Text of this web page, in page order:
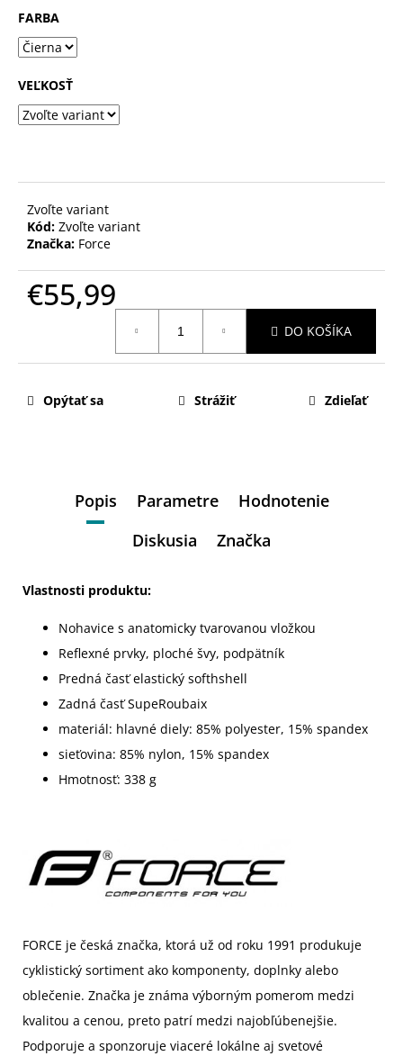
FARBA
VEĽKOSŤ
Zvoľte variant
Kód: Zvoľte variant
Značka: Force
€55,99
DO KOŠÍKA
Opýtať sa Strážiť Zdieľať
Popis Parametre
Hodnotenie
Diskusia
Značka
Vlastnosti produktu:
Nohavice s anatomicky tvarovanou vložkou
Reflexné prvky, ploché švy, podpätník
Predná časť elastický softhshell
Zadná časť SupeRoubaix
materiál: hlavné diely: 85% polyester, 15% spandex
sieťovina: 85% nylon, 15% spandex
Hmotnosť: 338 g
FORCE je česká značka, ktorá už od roku 1991 produkuje
cyklistický sortiment ako komponenty, doplnky alebo
oblečenie. Značka je známa výborným pomerom medzi
kvalitou a cenou, preto patrí medzi najobľúbenejšie.
Podporuje a sponzoruje viaceré lokálne aj svetové